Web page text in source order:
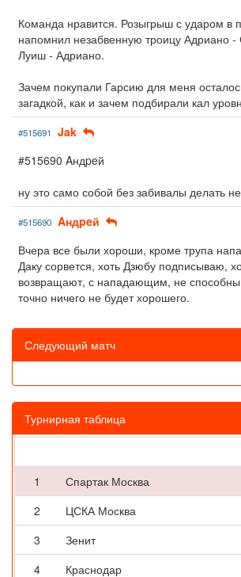
Команда нравится. Розыгрыш с ударом в
напомнил незабвенную троицу Адриано
Луиш - Адриано.
Зачем покупали Гарсию для меня
загадкой, как и зачем подбирали кал
#515691 Jak
#515690 Aндpeй
ну это само собой без забивалы делать
#515690 Aндpeй
Вчера все были хороши, кроме трупа
Даку сорвется, хоть Дзюбу подписываю,
возвращают, с нападающим, не
точно ничего не будет хорошего.
Следующий матч
Турнирная таблица
1
Спартак Москва
2
ЦСКА Москва
3
Зенит
4
Краснодар